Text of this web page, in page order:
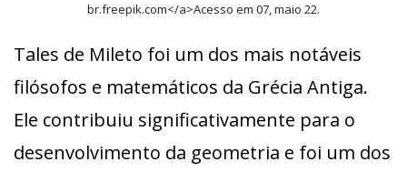
br.freepik.com</a>Acesso em 07, maio 22.
Tales de Mileto foi um dos mais notáveis
filósofos e matemáticos da Grécia Antiga.
Ele contribuiu significativamente para o
desenvolvimento da geometria e foi um dos